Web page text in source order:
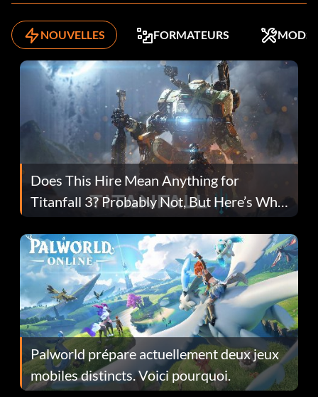
NOUVELLES FORMATEURS MODS
Does This Hire Mean Anything for
Titanfall 3? Probably Not, But Here’s Why
Fans Are Hopeful
Palworld prépare actuellement deux jeux
mobiles distincts. Voici pourquoi.